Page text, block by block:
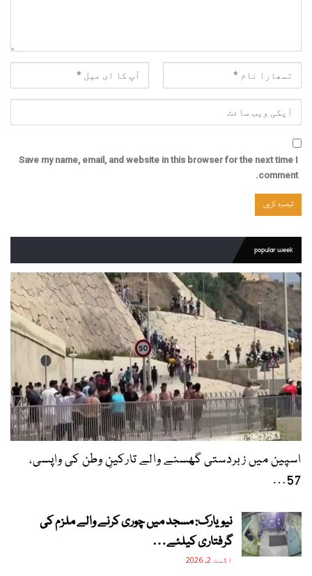
Save my name, email, and website in this browser for the next time I
comment.
popular week
اسپین میں زبردستی گھسنے والے تارکینِ وطن کی واپسی،
57…
نیویارک: مسجد میں چوری کرنے والے ملزم کی
گرفتاری کیلئے…
اگست 2, 2026